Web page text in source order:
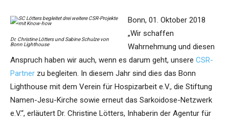
Dr. Christine Lötters und Sabine Schulze von
Bonn Lighthouse
Bonn, 01. Oktober 2018
„Wir schaffen
Wahrnehmung und diesen
Anspruch haben wir auch, wenn es darum geht, unsere CSR-
Partner zu begleiten. In diesem Jahr sind dies das Bonn
Lighthouse mit dem Verein für Hospizarbeit e.V., die Stiftung
Namen-Jesu-Kirche sowie erneut das Sarkoidose-Netzwerk
e.V.“, erläutert Dr. Christine Lötters, Inhaberin der Agentur für